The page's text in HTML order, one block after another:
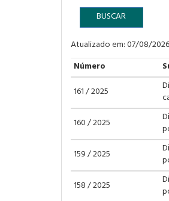
BUSCAR
Atualizado em: 07/08/2026
Número
161 / 2025
160 / 2025
159 / 2025
158 / 2025